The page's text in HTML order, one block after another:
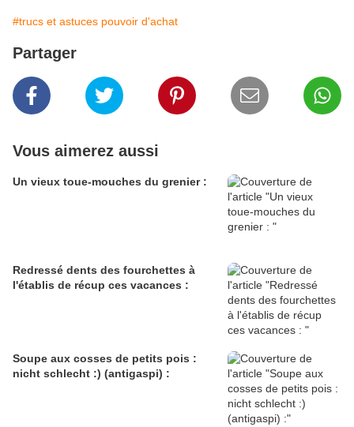
#trucs et astuces pouvoir d'achat
Partager
Vous aimerez aussi
Un vieux toue-mouches du grenier :
Redressé dents des fourchettes à
l'établis de récup ces vacances :
Soupe aux cosses de petits pois :
nicht schlecht :) (antigaspi) :